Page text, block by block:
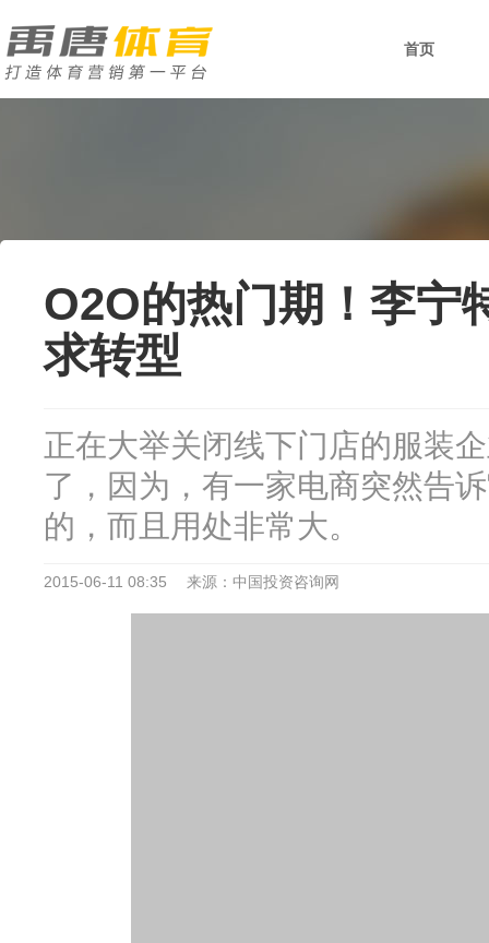
首页
O2O的热门期！李宁
求转型
正在大举关闭线下门店的服装
了，因为，有一家电商突然告
的，而且用处非常大。
2015-06-11 08:35 来源：中国投资咨询网